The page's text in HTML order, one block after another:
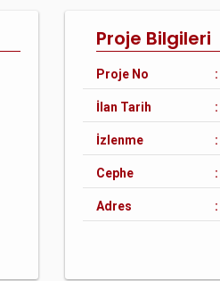
Proje Bilgileri
Proje No :
İlan Tarih :
İzlenme :
Cephe :
Adres :